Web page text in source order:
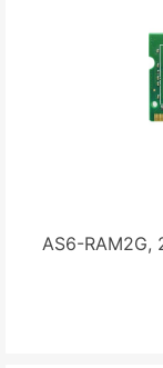
AS6-RAM2G,